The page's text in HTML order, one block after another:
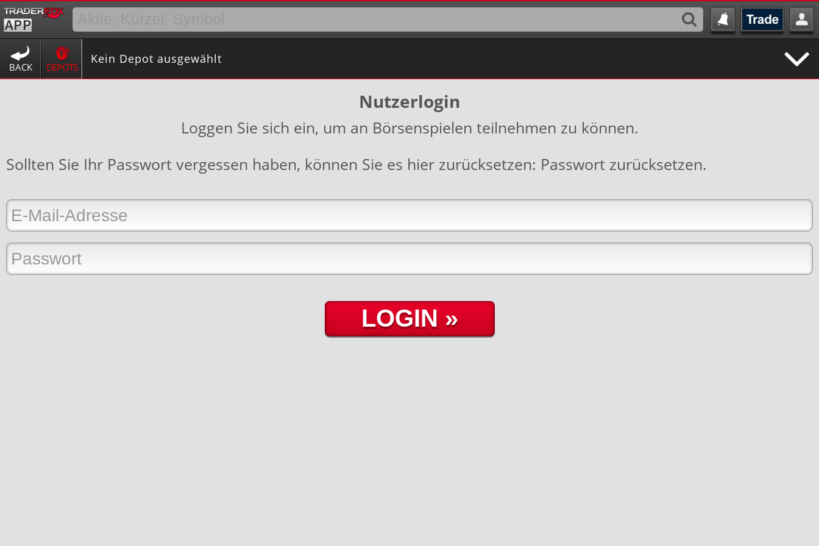
BACK DEPOTS
Kein Depot ausgewählt
Nutzerlogin
Loggen Sie sich ein, um an Börsenspielen teilnehmen zu können.
Sollten Sie Ihr Passwort vergessen haben, können Sie es hier zurücksetzen: Passwort zurücksetzen.